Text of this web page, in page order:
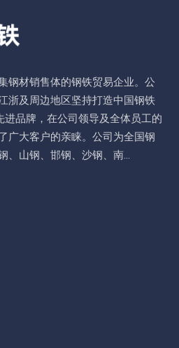
钢材销售体的钢铁贸易企业。公
浙及周边地区坚持打造中国钢铁
进品牌，在公司领导及全体员工的
广大客户的亲睐。公司为全国钢
、山钢、邯钢、沙钢、南...